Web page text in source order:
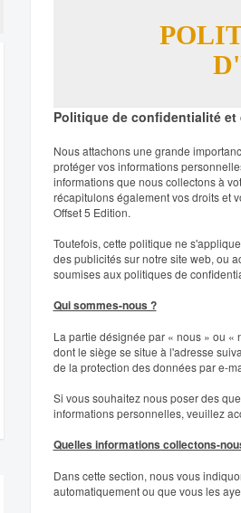
Politique de confidentialité
Nous attachons une grande
protéger vos informations
informations que nous collectons à
récapitulons également vos droits et
Offset 5 Edition.
Toutefois, cette politique ne
des publicités sur notre site web, ou
soumises aux politiques de
Qui sommes-nous ?
La partie désignée par « nous » ou «
dont le siège se situe à l'adresse
de la protection des données par e-
Si vous souhaitez nous poser des
informations personnelles, veuillez
Quelles informations collectons-
Dans cette section, nous vous
automatiquement ou que vous les